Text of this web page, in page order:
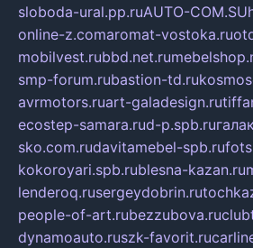
sloboda-ural.pp.ruAUTO-COM.SU
online-z.comaromat-vostoka.ru
mobilvest.rubbd.net.ru
smp-forum.rubastion-td.ru
avrmotors.ruart-galadesign.ru
ecostep-samara.rud-p.spb.ru
sko.com.rudavitamebel-spb.ru
kokoroyari.spb.rublesna-kazan.ru
lenderoq.rusergeydobrin.ru
people-of-art.rubezzubova.ru
dynamoauto.ruszk-favorit.ru